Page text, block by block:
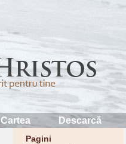
Descarcă
Cartea
Pagini